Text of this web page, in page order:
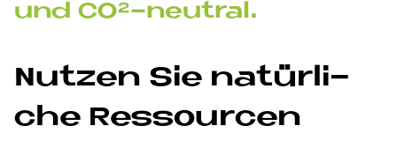
und CO²-neu­tral.
Nut­zen Sie na­tür­li­
che Res­sour­cen